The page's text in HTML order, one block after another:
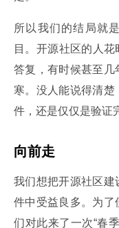
所以我们的结局就
目。开源社区的人
答复，有时候甚至几
寒。没人能说得清
件，还是仅仅是验证
向前走
我们想把开源社区建
件中受益良多。为了
们对此来了一次“春